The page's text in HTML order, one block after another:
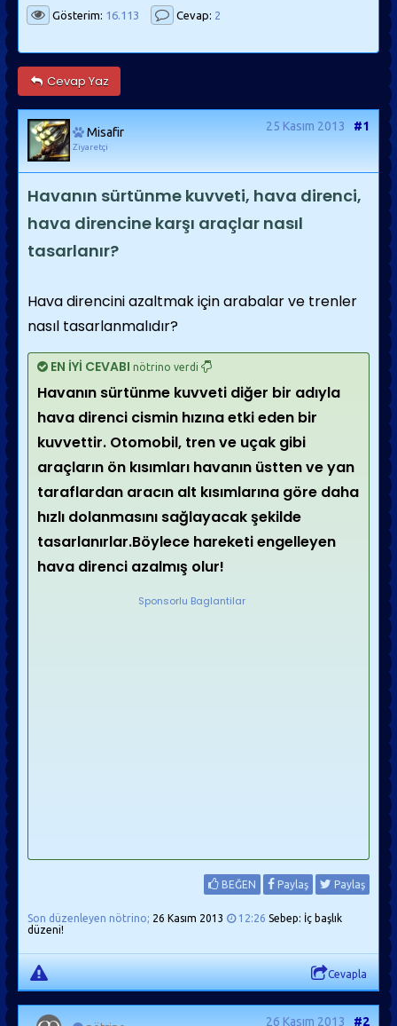
Gösterim: 16.113 Cevap: 2
Cevap Yaz
Misafir
Ziyaretçi
25 Kasım 2013 #1
Havanın sürtünme kuvveti, hava direnci,
hava direncine karşı araçlar nasıl
tasarlanır?
Hava direncini azaltmak için arabalar ve trenler
nasıl tasarlanmalıdır?
EN İYİ CEVABI nötrino verdi
Havanın sürtünme kuvveti diğer bir adıyla
hava direnci cismin hızına etki eden bir
kuvvettir. Otomobil, tren ve uçak gibi
araçların ön kısımları havanın üstten ve yan
taraflardan aracın alt kısımlarına göre daha
hızlı dolanmasını sağlayacak şekilde
tasarlanırlar.Böylece hareketi engelleyen
hava direnci azalmış olur!
Sponsorlu Baglantilar
BEĞEN Paylaş Paylaş
Son düzenleyen nötrino; 26 Kasım 2013 12:26 Sebep: İç başlık
düzeni!
Cevapla
26 Kasım 2013 #2